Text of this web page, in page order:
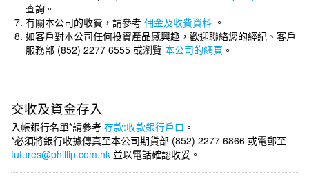
查詢。
有關本公司的收費，請參考 佣金及收費資料 。
如客戶對本公司任何投資產品感興趣，歡迎聯絡您的經紀、客戶
服務部 (852) 2277 6555 或瀏覽 本公司的網頁 。
交收及資金存入
入帳銀行名單*請參考 存款:收款銀行戶口 。
*必須將銀行收據傳真至本公司期貨部 (852) 2277 6866 或電郵至
futures@phillip.com.hk 並以電話確認收妥。